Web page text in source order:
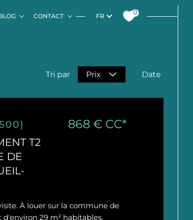
SÉLECTION DES LOCATAIRES
À PROPOS DE LV-IMMO
CONTACT Langue
FR 0
Tri par Prix Date
T2
DE
868 € CC*
À louer sur la commune de
29 m² habitables,